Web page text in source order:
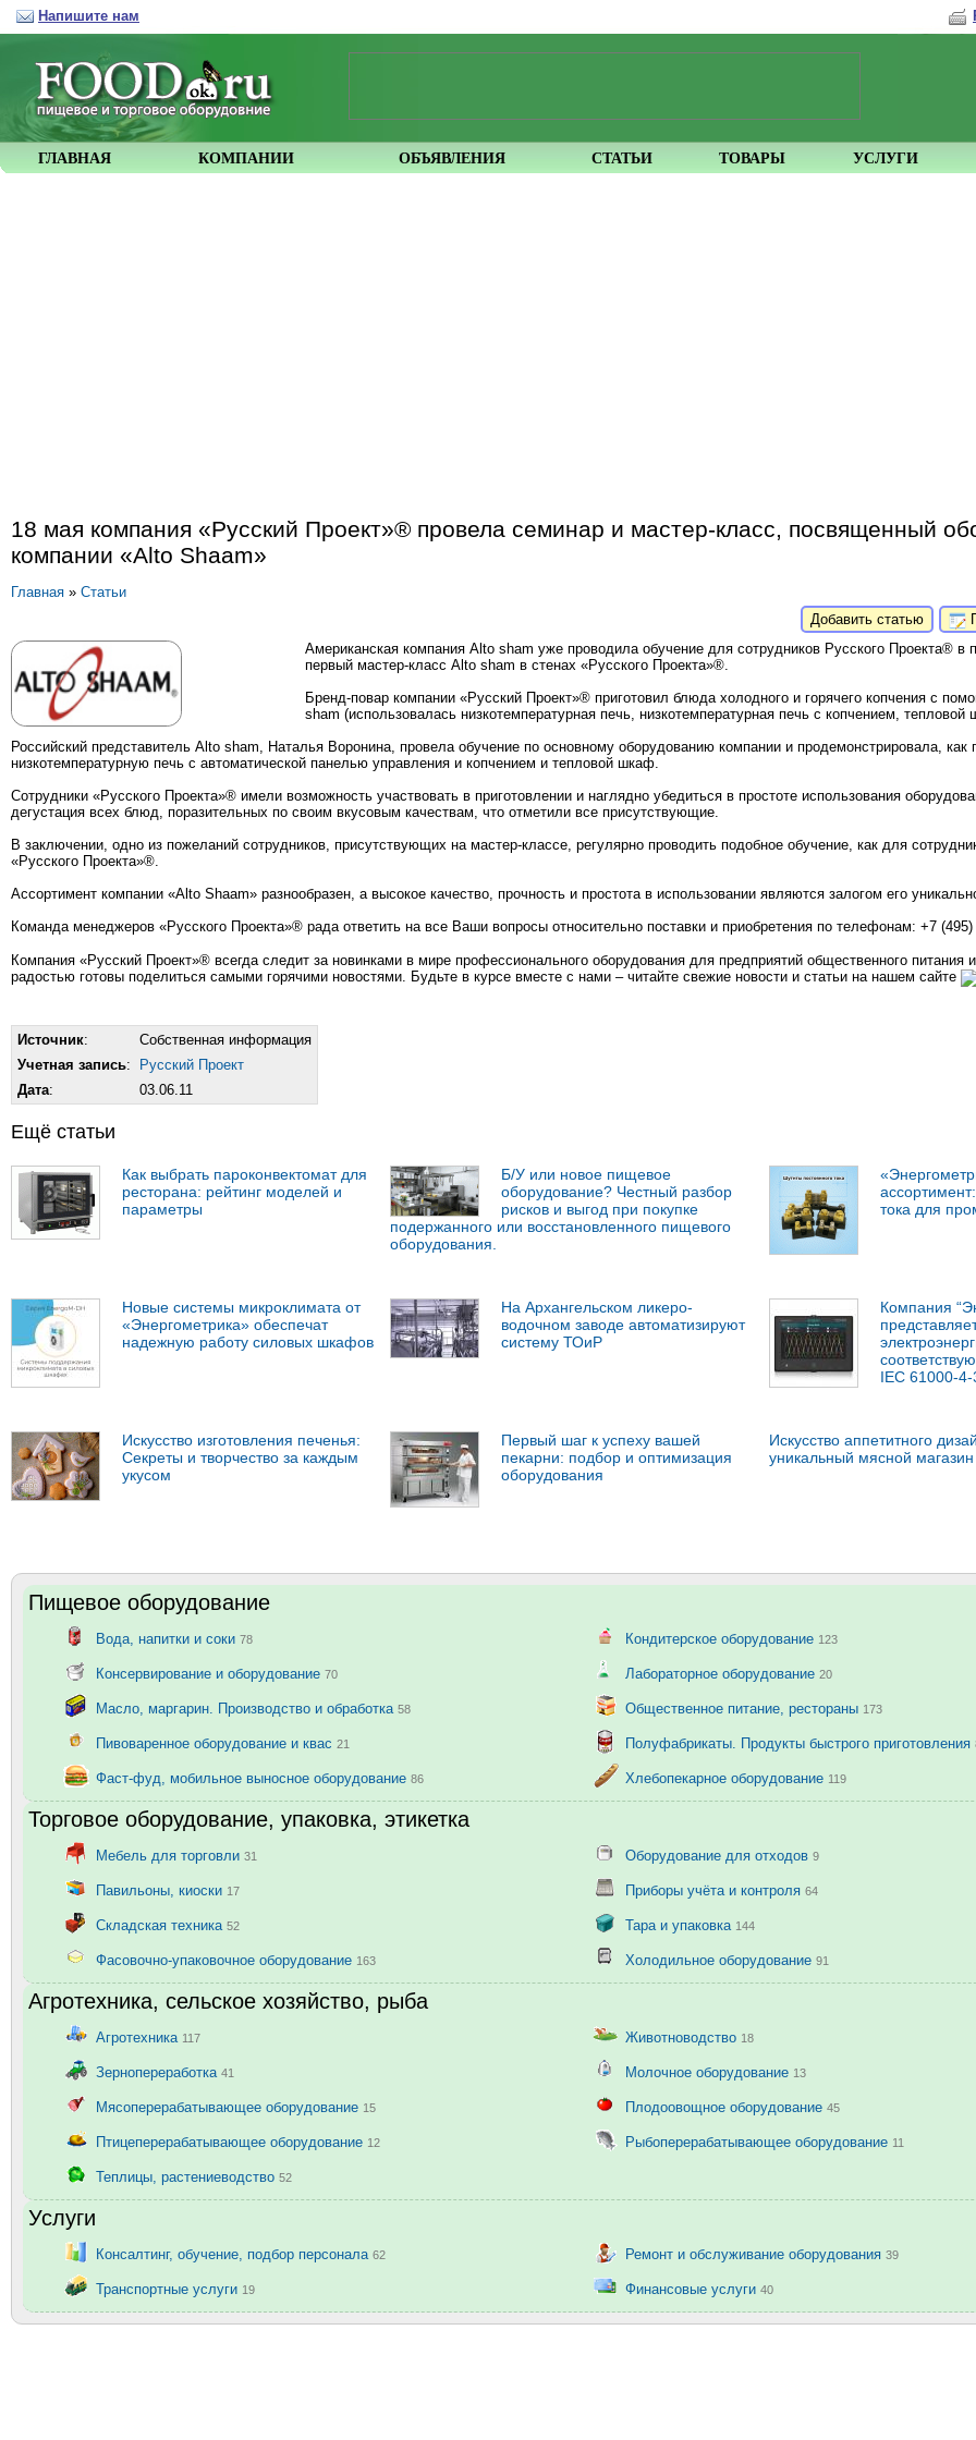
18 мая компания «Русский Проект»® провела семинар и мастер-класс, посвященный
компании «Alto Shaam»
Главная » Статьи
Добавить статью
Американская компания Alto sham уже проводила обучение для сотрудников Русского Проекта®
первый мастер-класс Alto sham в стенах «Русского Проекта»®.
Бренд-повар компании «Русский Проект»® приготовил блюда холодного и горячего копчения с
sham (использовалась низкотемпературная печь, низкотемпературная печь с копчением, тепловой
Российский представитель Alto sham, Наталья Воронина, провела обучение по основному оборудованию компании и продемонстрировала, как
низкотемпературную печь с автоматической панелью управления и копчением и тепловой шкаф.
Сотрудники «Русского Проекта»® имели возможность участвовать в приготовлении и наглядно убедиться в простоте использования
дегустация всех блюд, поразительных по своим вкусовым качествам, что отметили все присутствующие.
В заключении, одно из пожеланий сотрудников, присутствующих на мастер-классе, регулярно проводить подобное обучение, как для
«Русского Проекта»®.
Ассортимент компании «Alto Shaam» разнообразен, а высокое качество, прочность и простота в использовании являются залогом его
Команда менеджеров «Русского Проекта»® рада ответить на все Ваши вопросы относительно поставки и приобретения по телефонам: +7
Компания «Русский Проект»® всегда следит за новинками в мире профессионального оборудования для предприятий общественного питания
радостью готовы поделиться самыми горячими новостями. Будьте в курсе вместе с нами – читайте свежие новости и статьи на нашем сайте
Источник:
Собственная информация
Учетная запись:
Русский Проект
Дата: 03.06.11
Ещё статьи
Как выбрать пароконвектомат для
ресторана: рейтинг моделей и
параметры
Б/У или новое пищевое
оборудование? Честный разбор
рисков и выгод при покупке
подержанного или восстановленного пищевого
оборудования.
тока для
Новые системы микроклимата от
«Энергометрика» обеспечат
надежную работу силовых шкафов
На Архангельском ликеро-
водочном заводе автоматизируют
систему ТОиР
Компания
IEC 61000-
Искусство изготовления печенья:
Секреты и творчество за каждым
укусом
Первый шаг к успеху вашей
пекарни: подбор и оптимизация
оборудования
Искусство аппетитного
уникальный мясной магазин
Пищевое оборудование
Вода, напитки и соки 78 Кондитерское оборудование 123
Консервирование и оборудование 70 Лабораторное оборудование 20
Масло, маргарин. Производство и обработка 58 Общественное питание, рестораны 173
Пивоваренное оборудование и квас 21 Полуфабрикаты. Продукты быстрого приготовления
Фаст-фуд, мобильное выносное оборудование 86 Хлебопекарное оборудование 119
Торговое оборудование, упаковка, этикетка
Мебель для торговли 31 Оборудование для отходов 9
Павильоны, киоски 17 Приборы учёта и контроля 64
Складская техника 52 Тара и упаковка 144
Фасовочно-упаковочное оборудование 163 Холодильное оборудование 91
Агротехника, сельское хозяйство, рыба
Агротехника 117 Животноводство 18
Зернопереработка 41 Молочное оборудование 13
Мясоперерабатывающее оборудование 15 Плодоовощное оборудование 45
Птицеперерабатывающее оборудование 12 Рыбоперерабатывающее оборудование 11
Теплицы, растениеводство 52
Услуги
Консалтинг, обучение, подбор персонала 62 Ремонт и обслуживание оборудования 39
Транспортные услуги 19 Финансовые услуги 40
ГЛАВНАЯ КОМПАНИИ ОБЪЯВЛЕНИЯ СТАТЬИ ТОВАРЫ УСЛУГИ
Напишите нам